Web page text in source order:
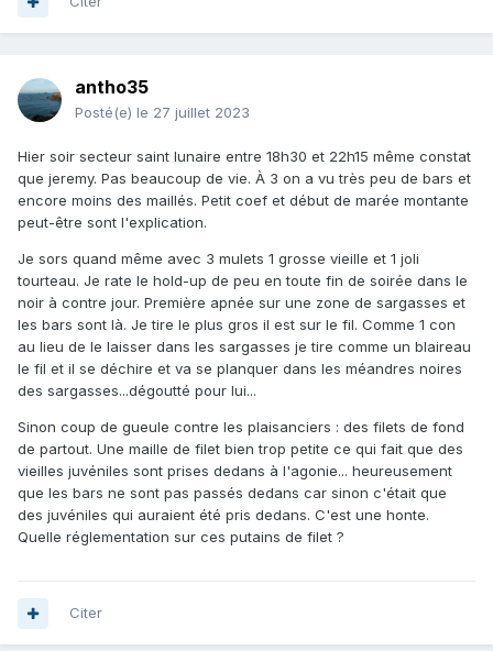
antho35
Posté(e) le 27 juillet 2023
Hier soir secteur saint lunaire entre 18h30 et 22h15 même constat
que jeremy. Pas beaucoup de vie. À 3 on a vu très peu de bars et
encore moins des maillés. Petit coef et début de marée montante
peut-être sont l'explication.
Je sors quand même avec 3 mulets 1 grosse vieille et 1 joli
tourteau. Je rate le hold-up de peu en toute fin de soirée dans le
noir à contre jour. Première apnée sur une zone de sargasses et
les bars sont là. Je tire le plus gros il est sur le fil. Comme 1 con
au lieu de le laisser dans les sargasses je tire comme un blaireau
le fil et il se déchire et va se planquer dans les méandres noires
des sargasses...dégoutté pour lui...
Sinon coup de gueule contre les plaisanciers : des filets de fond
de partout. Une maille de filet bien trop petite ce qui fait que des
vieilles juvéniles sont prises dedans à l'agonie... heureusement
que les bars ne sont pas passés dedans car sinon c'était que
des juvéniles qui auraient été pris dedans. C'est une honte.
Quelle réglementation sur ces putains de filet ?
Citer